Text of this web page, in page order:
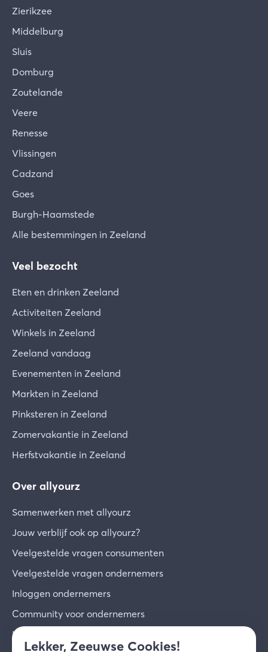
Zierikzee
Middelburg
Sluis
Domburg
Zoutelande
Veere
Renesse
Vlissingen
Cadzand
Goes
Burgh-Haamstede
Alle bestemmingen in Zeeland
Veel bezocht
Eten en drinken Zeeland
Activiteiten Zeeland
Winkels in Zeeland
Zeeland vandaag
Evenementen in Zeeland
Markten in Zeeland
Pinksteren in Zeeland
Zomervakantie in Zeeland
Herfstvakantie in Zeeland
Over allyourz
Samenwerken met allyourz
Jouw verblijf ook op allyourz?
Veelgestelde vragen consumenten
Veelgestelde vragen ondernemers
Inloggen ondernemers
Community voor ondernemers
Inschrijven voor de nieuwsbrief
Lekker, Zeeuwse Cookies!